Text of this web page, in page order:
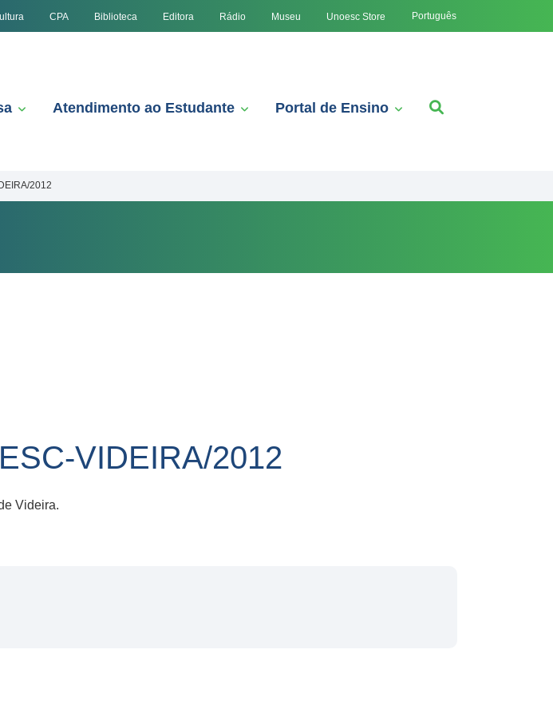
CPA Biblioteca Editora Rádio Museu Unoesc Store Português
Atendimento ao Estudante Portal de Ensino
2012
VIDEIRA/2012
Videira.